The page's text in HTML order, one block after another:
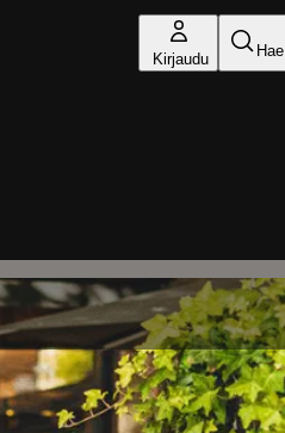
Kirjaudu Hae